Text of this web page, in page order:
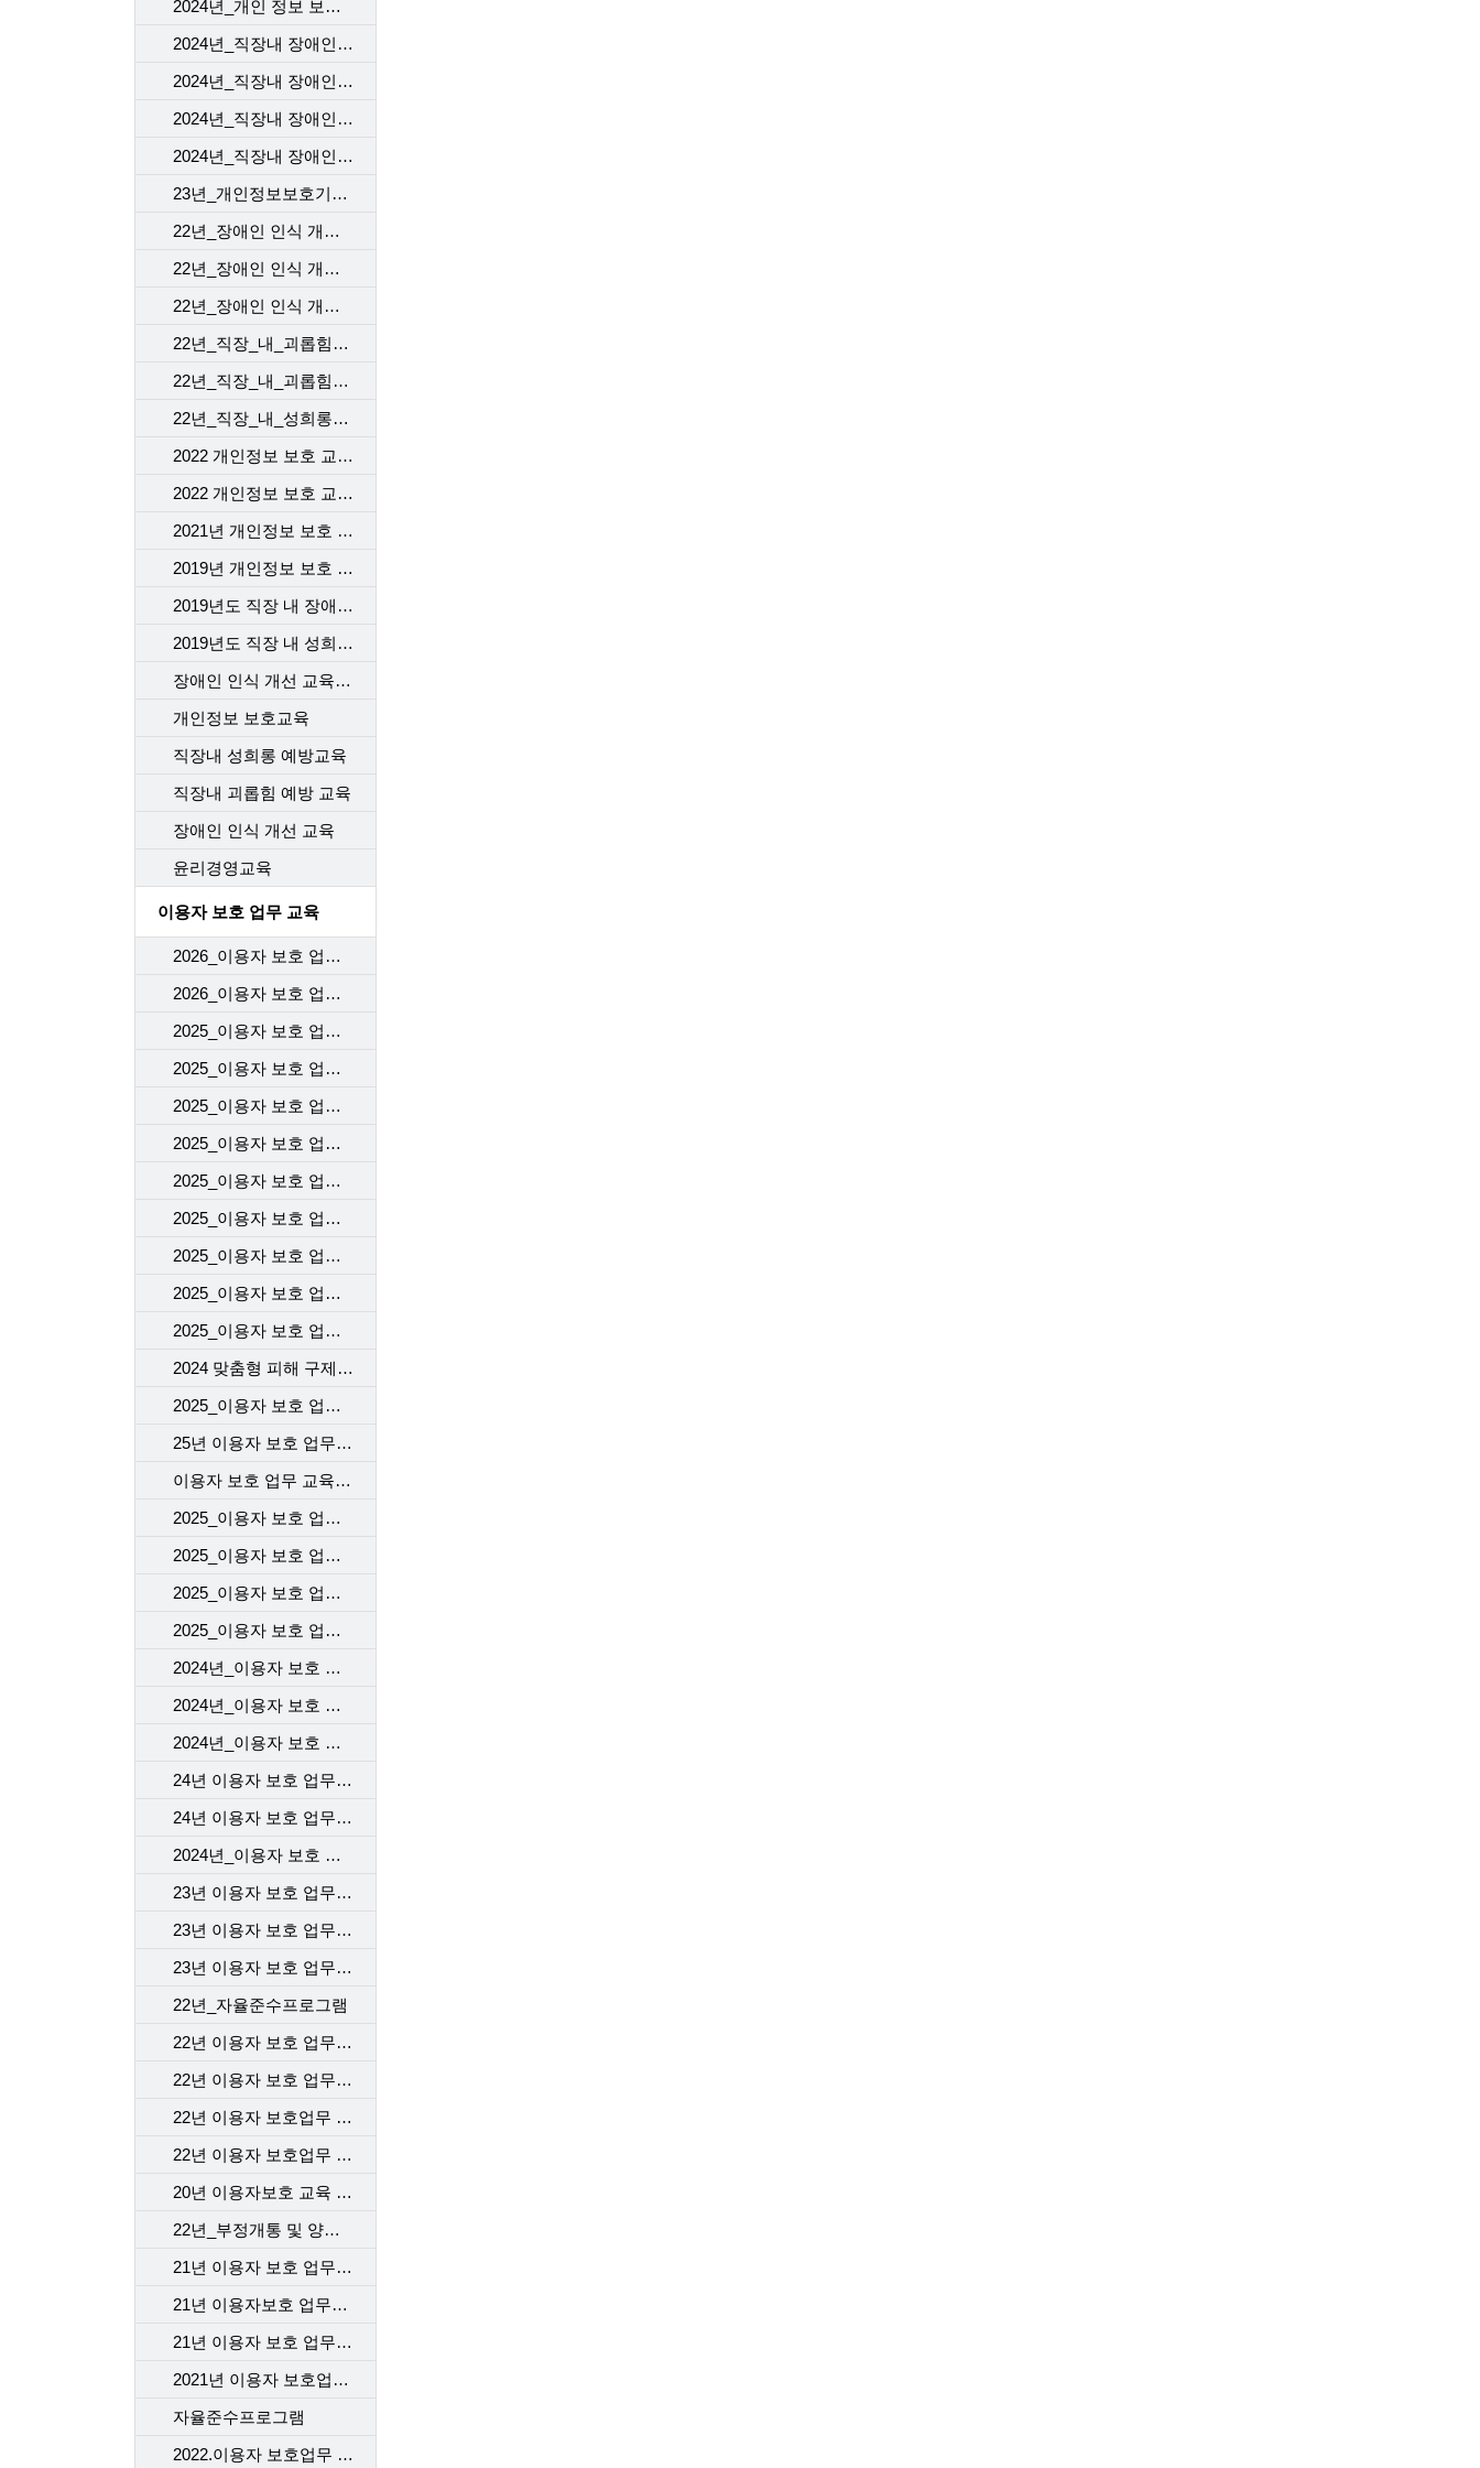
2024년_개인 정보 보호 교육_4차
2024년_직장내 장애인 인식 개선 교육_1차
2024년_직장내 장애인 인식 개선 교육_2차
2024년_직장내 장애인 인식 개선 교육_3차
2024년_직장내 장애인 인식 개선 교육_4차
23년_개인정보보호기본교육_kct
22년_장애인 인식 개선 교육_1
22년_장애인 인식 개선 교육_2
22년_장애인 인식 개선 교육_3
22년_직장_내_괴롭힘_예방_교육_[ep1]
22년_직장_내_괴롭힘_예방_교육_[ep2]
22년_직장_내_성희롱예방_교육
2022 개인정보 보호 교육_1차
2022 개인정보 보호 교육_2차
2021년 개인정보 보호 교육
2019년 개인정보 보호 교육
2019년도 직장 내 장애인 인식개선 교육
2019년도 직장 내 성희롱 예방 교육
장애인 인식 개선 교육_2차수
개인정보 보호교육
직장내 성희롱 예방교육
직장내 괴롭힘 예방 교육
장애인 인식 개선 교육
윤리경영교육
이용자 보호 업무 교육
2026_이용자 보호 업무 교육(1차)_개통센터
2026_이용자 보호 업무 교육(1차)_고객센터
2025_이용자 보호 업무 교육(2차)_고객센터
2025_이용자 보호 업무 교육(1차)_고객센터
2025_이용자 보호 업무 교육(2차)_개통센터
2025_이용자 보호 업무 교육(1차)_개통센터
2025_이용자 보호 업무 교육(2차)_voc 기본 교육
2025_이용자 보호 업무 교육(2차)_계약 시 고객에게 제공해야 할 필수고지 및 동의사항
2025_이용자 보호 업무 교육(2차)_개인정보 보호 교육
2025_이용자 보호 업무 교육(2차)_규제기관의 이용자 보호 정책 변경사항([KISA] 불법스패머 가입제한(해지자) 강화 제도 시행)
2025_이용자 보호 업무 교육(1차)_자사 서비스 변경
2024 맞춤형 피해 구제 교육
2025_이용자 보호 업무 교육(1차)_이용자의 주요 불만
25년 이용자 보호 업무 교육 2차
이용자 보호 업무 교육 1차
2025_이용자 보호 업무 교육(1차)_VOC 기본 교육
2025_이용자 보호 업무 교육(1차)_개인정보 보호 교육
2025_이용자 보호 업무 교육(1차)_계약 시 고객에게 제공해야 할 필수고지 및 동의사항
2025_이용자 보호 업무 교육(1차)_규제기관의 이용자 보호 정책 변경 사항(중고 단말 거래사실 확인 서비스)
2024년_이용자 보호 업무 교육 2차_본사
2024년_이용자 보호 업무 교육 2차_개통센터
2024년_이용자 보호 업무 교육 2차_고객센터
24년 이용자 보호 업무 교육 1차 _개통센터
24년 이용자 보호 업무 교육 1차 _본사
2024년_이용자 보호 업무 교육 1차_고객센터
23년 이용자 보호 업무 교육_1차_고객센터
23년 이용자 보호 업무 교육_2차_고객센터
23년 이용자 보호 업무 교육 - 개통센터
22년_자율준수프로그램
22년 이용자 보호 업무 교육 1차_본사
22년 이용자 보호 업무 교육 2차_본사
22년 이용자 보호업무 교육-1차 고객센터
22년 이용자 보호업무 교육 _2차 고객센터
20년 이용자보호 교육 2차
22년_부정개통 및 양도행위등 법규위반 전기통신사업자 처벌 및 행정제재
21년 이용자 보호 업무 교육_본사
21년 이용자보호 업무교육 1차 _대리점
21년 이용자 보호 업무 교육 2차_대리점
2021년 이용자 보호업무 교육_고객센터
자율준수프로그램
2022.이용자 보호업무 교육_계약 시 고객에게 제공해야 할 필수고지동의사항